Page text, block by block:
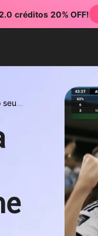
seu
créditos 20% OFF!